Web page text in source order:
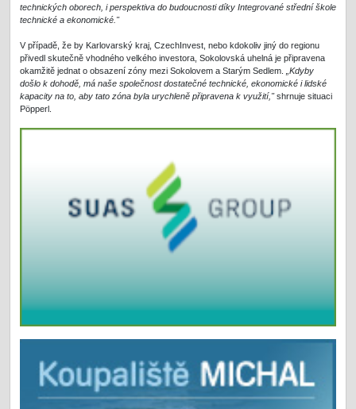
technických oborech, i perspektiva do budoucnosti díky Integrované střední škole
technické a ekonomické."
V případě, že by Karlovarský kraj, CzechInvest, nebo kdokoliv jiný do regionu
přivedl skutečně vhodného velkého investora, Sokolovská uhelná je připravena
okamžitě jednat o obsazení zóny mezi Sokolovem a Starým Sedlem.
„Kdyby
došlo k dohodě, má naše společnost dostatečné technické, ekonomické i lidské
kapacity na to, aby tato zóna byla urychleně připravena k využití,"shrnuje situaci
Pöpperl.